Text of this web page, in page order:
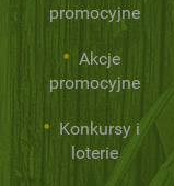
promocyjne
Akcje
promocyjne
Konkursy i
loterie